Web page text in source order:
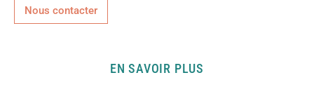
Nous contacter
EN SAVOIR PLUS